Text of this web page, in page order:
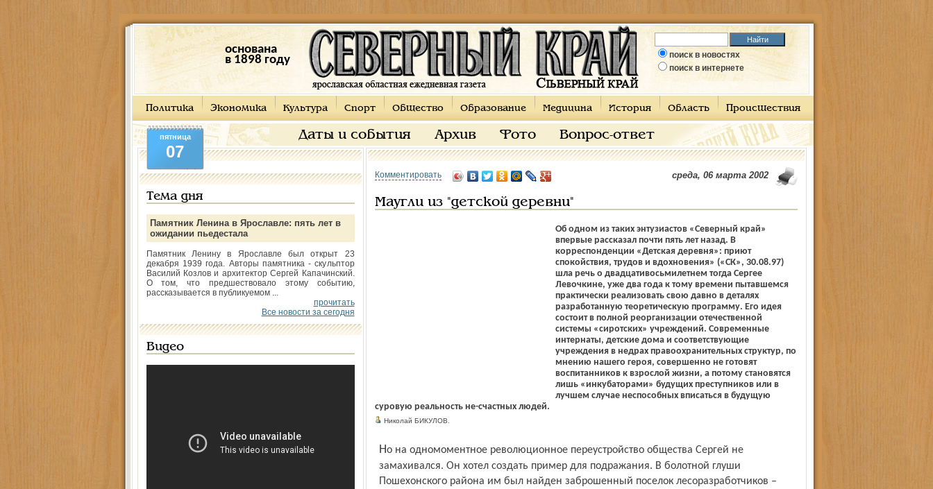
основана
в 1898 году
поиск в новостях
поиск в интернете
Политика Экономика Культура Спорт Общество Образование Медицина История Область Происшествия
Даты и события Архив Фото Вопрос-ответ
пятница
07
Тема дня
Памятник Ленина в Ярославле: пять лет в
ожидании пьедестала
Памятник Ленину в Ярославле был открыт 23
декабря 1939 года. Авторы памятника - скульптор
Василий Козлов и архитектор Сергей Капачинский.
О том, что предшествовало этому событию,
рассказывается в публикуемом ...
прочитать
Все новости за сегодня
Видео
Комментировать среда, 06 марта 2002
Маугли из "детской деревни"
Об одном из таких энтузиастов «Северный край»
впервые рассказал почти пять лет назад. В
корреспонденции «Детская деревня»: приют
спокойствия, трудов и вдохновения» («СК», 30.08.97)
шла речь о двадцативосьмилетнем тогда Сергее
Левочкине, уже два года к тому времени пытавшемся
практически реализовать свою давно в деталях
разработанную теоретическую программу. Его идея
состоит в полной реорганизации отечественной
системы «сиротских» учреждений. Современные
интернаты, детские дома и соответствующие
учреждения в недрах правоохранительных структур, по
мнению нашего героя, совершенно не готовят
воспитанников к взрослой жизни, а потому становятся
лишь «инкубаторами» будущих преступников или в
лучшем случае неспособных вписаться в будущую
суровую реальность не-счастных людей.
Николай БИКУЛОВ.
Но на одномоментное революционное переустройство общества Сергей не
замахивался. Он хотел создать пример для подражания. В болотной глуши
Пошехонского района им был найден заброшенный поселок лесоразработчиков –